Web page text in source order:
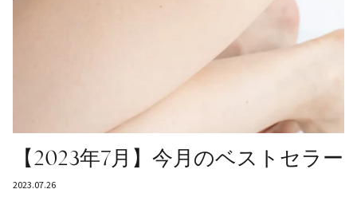
【2023年7月】今月のベストセラー
2023.07.26